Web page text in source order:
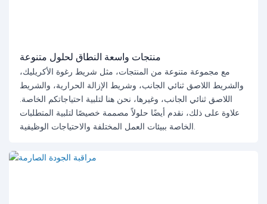
منتجات واسعة النطاق لحلول متنوعة
مع مجموعة متنوعة من المنتجات، مثل شريط رغوة الأكريليك،
والشريط اللاصق ثنائي الجانب، وشريط الإزالة الحرارية، والشريط
اللاصق ثنائي الجانب، وغيرها، نحن هنا لتلبية احتياجاتكم الخاصة.
علاوة على ذلك، نقدم أيضًا حلولاً مصممة خصيصًا لتلبية المتطلبات
الخاصة ببيئات العمل المختلفة والاحتياجات الوظيفية.